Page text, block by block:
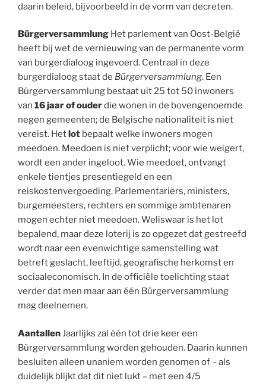
daarin beleid, bijvoorbeeld in de vorm van decreten.
Bürgerversammlung Het parlement van Oost-België
heeft bij wet de vernieuwing van de permanente vorm
van burgerdialoog ingevoerd. Centraal in deze
burgerdialoog staat de Bürgerversammlung. Een
Bürgerversammlung bestaat uit 25 tot 50 inwoners
van 16 jaar of ouderdie wonen in de bovengenoemde
negen gemeenten; de Belgische nationaliteit is niet
vereist. Hetlot bepaalt welke inwoners mogen
meedoen. Meedoen is niet verplicht; voor wie weigert,
wordt een ander ingeloot. Wie meedoet, ontvangt
enkele tientjes presentiegeld en een
reiskostenvergoeding. Parlementariërs, ministers,
burgemeesters, rechters en sommige ambtenaren
mogen echter niet meedoen. Weliswaar is het lot
bepalend, maar deze loterij is zo opgezet dat gestreefd
wordt naar een evenwichtige samenstelling wat
betreft geslacht, leeftijd, geografische herkomst en
sociaaleconomisch. In de officiële toelichting staat
verder dat men maar aan één Bürgerversammlung
mag deelnemen.
AantallenJaarlijks zal één tot drie keer een
Bürgerversammlung worden gehouden. Daarin kunnen
besluiten alleen unaniem worden genomen of – als
duidelijk blijkt dat dit niet lukt – met een 4/5